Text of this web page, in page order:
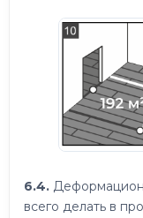
6.4.
всего делать в